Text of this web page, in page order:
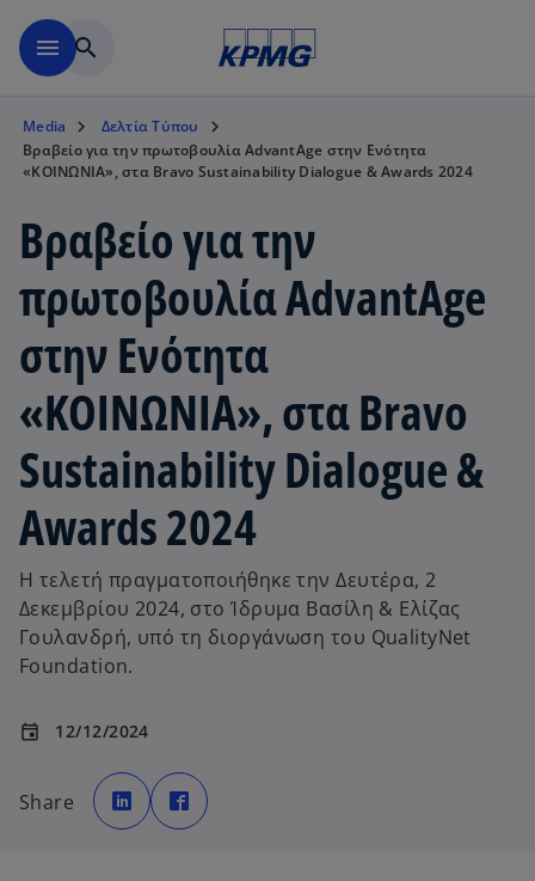
menu search
Media
Δελτία Τύπου
Βραβείο για την πρωτοβουλία AdvantAge στην Ενότητα
«ΚΟΙΝΩΝΙΑ», στα Bravo Sustainability Dialogue & Awards 2024
Βραβείο για την
πρωτοβουλία AdvantAge
στην Ενότητα
«ΚΟΙΝΩΝΙΑ», στα Bravo
Sustainability Dialogue &
Awards 2024
Η τελετή πραγματοποιήθηκε την Δευτέρα, 2
Δεκεμβρίου 2024, στο Ίδρυμα Βασίλη & Ελίζας
Γουλανδρή, υπό τη διοργάνωση του QualityNet
Foundation.
event 12/12/2024
Share
o
p
e
n
p
e